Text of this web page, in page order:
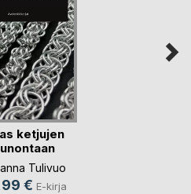
ketjujen
Tulivuo
€ E-kirja